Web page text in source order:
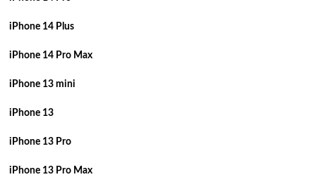
iPhone 14 Plus
iPhone 14 Pro Max
iPhone 13 mini
iPhone 13
iPhone 13 Pro
iPhone 13 Pro Max